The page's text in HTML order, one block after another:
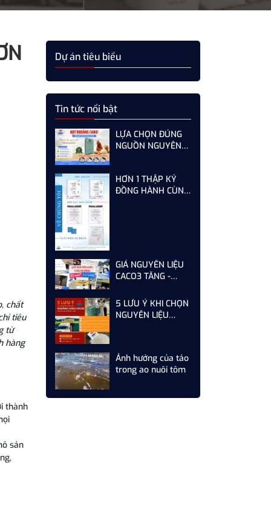
chất
tiêu
từ
hàng
thành
sản
Dự án tiêu biểu
Tin tức nổi bật
LỰA CHỌN ĐÚNG
NGUỒN NGUYÊN
TỐI ƯU CHO GÀ,
VỊT ĐẺ NĂNG SUẤT
HƠN 1 THẬP KỶ
ĐỒNG HÀNH CÙNG
GIÁ NGUYÊN LIỆU
CACO3 TĂNG -
CẦN LÀM GÌ ĐỂ TỐI
ƯU CHI PHÍ
5 LƯU Ý KHI CHỌN
NGUYÊN LIỆU
XUẤT THỨC ĂN
CHĂN NUÔI
Ảnh hưởng của tảo
trong ao nuôi tôm